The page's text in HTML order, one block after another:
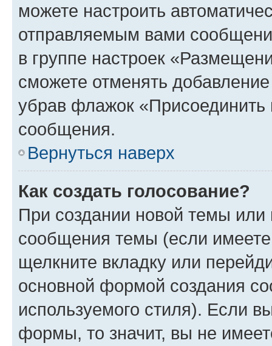
можете настроить
отправляемым вами
в группе настроек
сможете отменять
убрав флажок
сообщения.
Вернуться наверх
Как создать голосование?
При создании новой темы или
сообщения темы (если
щелкните вкладку или
основной формой создания
используемого стиля). Если
формы, то значит, вы не